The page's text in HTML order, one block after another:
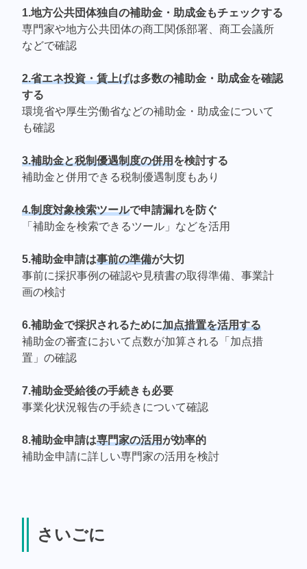
1.地方公共団体独自の補助金・助成金もチェックする
専門家や地方公共団体の商工関係部署、商工会議所
などで確認
2.省エネ投資・賃上げは多数の補助金・助成金を確認
する
環境省や厚生労働省などの補助金・助成金について
も確認
3.補助金と税制優遇制度の併用を検討する
補助金と併用できる税制優遇制度もあり
4.制度対象検索ツールで申請漏れを防ぐ
「補助金を検索できるツール」などを活用
5.補助金申請は事前の準備が大切
事前に採択事例の確認や見積書の取得準備、事業計
画の検討
6.補助金で採択されるために加点措置を活用する
補助金の審査において点数が加算される「加点措
置」の確認
7.補助金受給後の手続きも必要
事業化状況報告の手続きについて確認
8.補助金申請は専門家の活用が効率的
補助金申請に詳しい専門家の活用を検討
さいごに